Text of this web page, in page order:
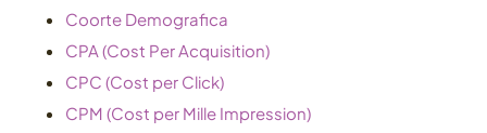
Coorte Demografica
CPA (Cost Per Acquisition)
CPC (Cost per Click)
CPM (Cost per Mille Impression)